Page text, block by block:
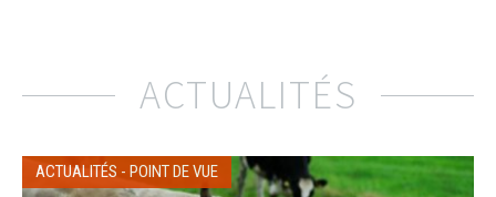
ACTUALITÉS
ACTUALITÉS - POINT DE VUE